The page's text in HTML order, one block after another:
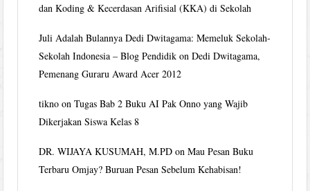
dan Koding & Kecerdasan Arifisial (KKA) di Sekolah
Juli Adalah Bulannya Dedi Dwitagama: Memeluk Sekolah-
Sekolah Indonesia – Blog Pendidik onDedi Dwitagama,
Pemenang Guraru Award Acer 2012
tikno onTugas Bab 2 Buku AI Pak Onno yang Wajib
Dikerjakan Siswa Kelas 8
DR. WIJAYA KUSUMAH, M.PD onMau Pesan Buku
Terbaru Omjay? Buruan Pesan Sebelum Kehabisan!